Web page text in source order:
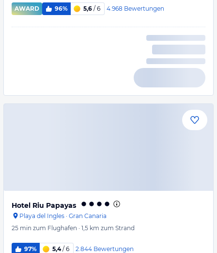
AWARD 96% 5,6 / 6 4.968 Bewertungen
Hotel Riu Papayas
Playa del Ingles · Gran Canaria
25 min zum Flughafen · 1,5 km zum Strand
97% 5,4/ 6 2.844 Bewertungen